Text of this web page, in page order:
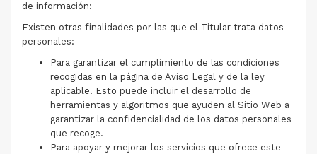
de información:
Existen otras finalidades por las que el Titular trata datos
personales:
Para garantizar el cumplimiento de las condiciones
recogidas en la página de Aviso Legal y de la ley
aplicable. Esto puede incluir el desarrollo de
herramientas y algoritmos que ayuden al Sitio Web a
garantizar la confidencialidad de los datos personales
que recoge.
Para apoyar y mejorar los servicios que ofrece este